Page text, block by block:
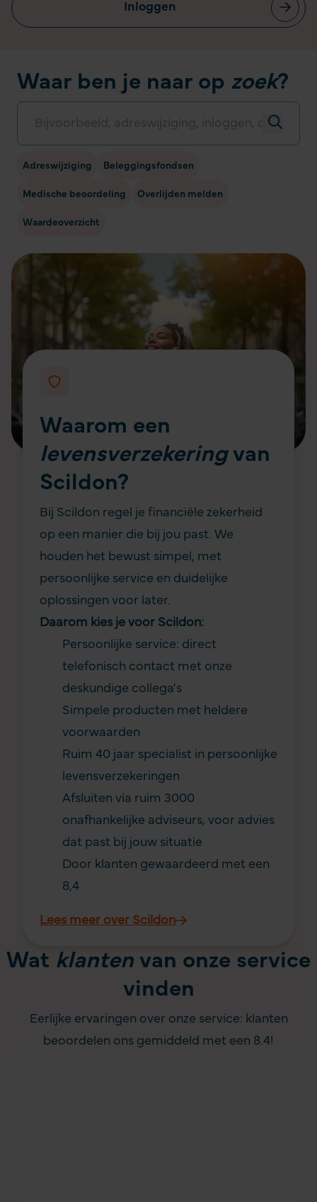
Inloggen
Waar ben je naar op zoek?
Adreswijziging Beleggingsfondsen
Medische beoordeling Overlijden melden
Waardeoverzicht
Waarom een
levensverzekeringvan
Scildon?
Bij Scildon regel je financiële zekerheid
op een manier die bij jou past. We
houden het bewust simpel, met
persoonlijke service en duidelijke
oplossingen voor later.
Daarom kies je voor Scildon:
Persoonlijke service: direct
telefonisch contact met onze
deskundige collega's
Simpele producten met heldere
voorwaarden
Ruim 40 jaar specialist in persoonlijke
levensverzekeringen
Afsluiten via ruim 3000
onafhankelijke adviseurs, voor advies
dat past bij jouw situatie
Door klanten gewaardeerd met een
8,4
Lees meer over Scildon
Wat klanten van onze service
vinden
Eerlijke ervaringen over onze service: klanten
beoordelen ons gemiddeld met een 8.4!